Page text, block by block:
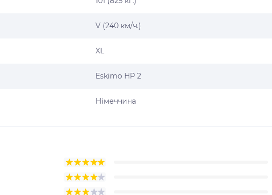
V (240 км/ч.)
XL
Eskimo HP 2
Німеччина